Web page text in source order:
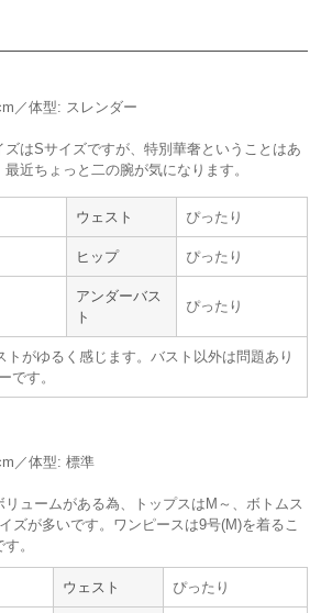
らえた
丈 : ひざより下
使用シーン :その他 (パーティー)
使用時期 :12月
使用地域 : 埼玉県
だったので、不慣れな私は歩くときにも付い
トなど仕込めると尚良かった。
の素材であるともっとピッタリ着れたのかなと
たし、色も誰とも被らなかったので良かった。
／体型: スレンダー
ズはSサイズですが、特別華奢ということはあ
最近ちょっと二の腕が気になります。
ウェスト ぴったり
ヒップ ぴったり
アンダーバス
ト
ぴったり
がゆるく感じます。バスト以外は問題あり
です。
／体型: 標準
リュームがある為、トップスはM～、ボトムス
ズが多いです。ワンピースは9号(M)を着るこ
。
ウェスト ぴったり